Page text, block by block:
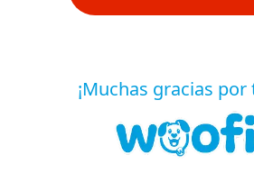
¡Muchas gracias por